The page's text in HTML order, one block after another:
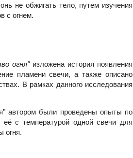
не обжигать тело, путем изучения
с огнем.
огня"изложена история появления
пламени свечи, а также описано
В рамках данного исследования
автором были проведены опыты по
с температурой одной свечи для
огня.